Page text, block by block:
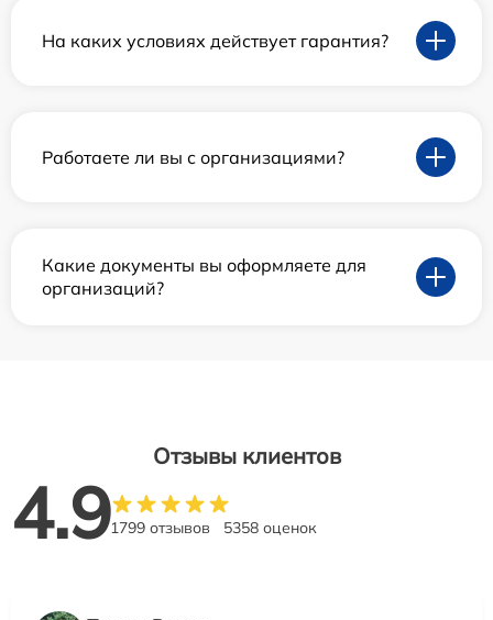
На каких условиях действует гарантия?
Работаете ли вы с организациями?
Какие документы вы оформляете для
организаций?
Отзывы клиентов
4.91799 отзывов 5358 оценок